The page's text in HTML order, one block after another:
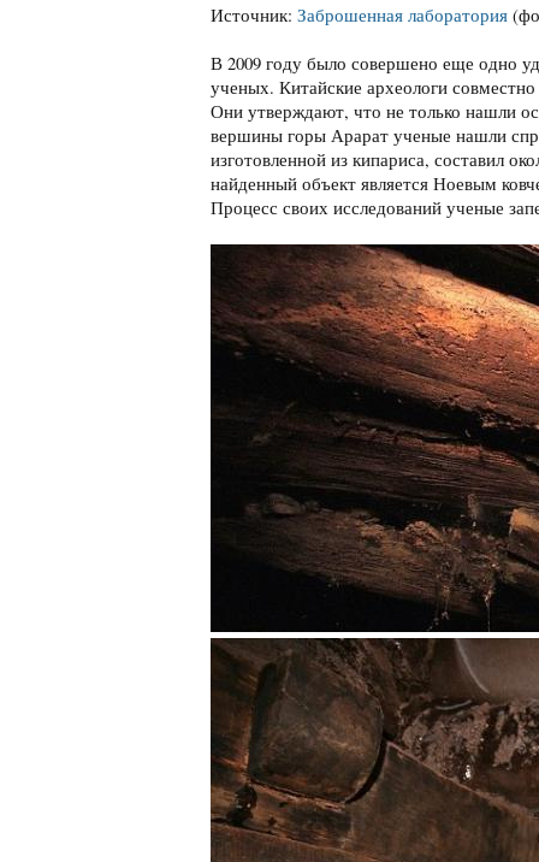
Источник: Заброшенная лаборатория
В 2009 году было совершено еще одно
ученых. Китайские археологи
Они утверждают, что не только нашли
вершины горы Арарат ученые нашли
изготовленной из кипариса, составил
найденный объект является Ноевым
Процесс своих исследований ученые